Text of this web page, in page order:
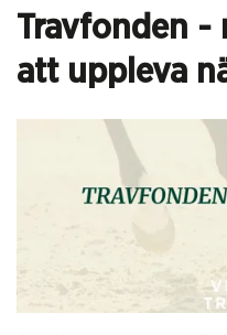
Travfonden
att uppleva